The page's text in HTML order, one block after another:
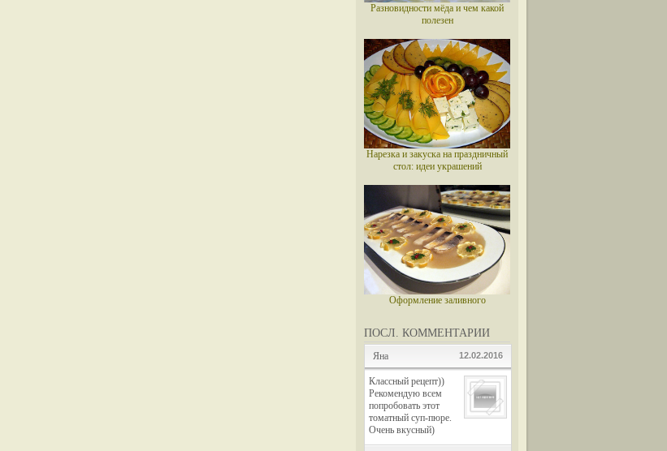
Разновидности мёда и чем какой
полезен
Нарезка и закуска на праздничный
стол: идеи украшений
Оформление заливного
ПОСЛ. КОММЕНТАРИИ
Яна 12.02.2016
Классный рецепт))
Рекомендую всем
попробовать этот
томатный суп-пюре.
Очень вкусный)